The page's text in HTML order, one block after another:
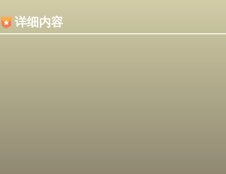
详细内容